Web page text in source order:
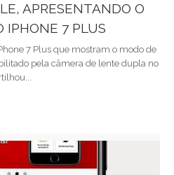
APRESENTANDO O
IPHONE 7 PLUS
7 Plus que mostram o modo de
pela câmera de lente dupla no